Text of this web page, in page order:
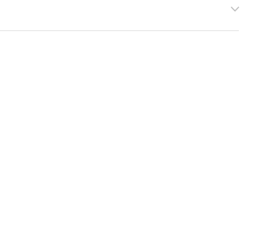
50cm 52-54cm 52-54cm
50cm 50cm 50cm